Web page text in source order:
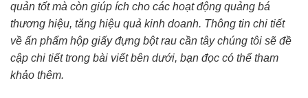
quản tốt mà còn giúp ích cho các hoạt động quảng bá
thương hiệu, tăng hiệu quả kinh doanh. Thông tin chi tiết
về ấn phẩm hộp giấy đựng bột rau cần tây chúng tôi sẽ đề
cập chi tiết trong bài viết bên dưới, bạn đọc có thể tham
khảo thêm.